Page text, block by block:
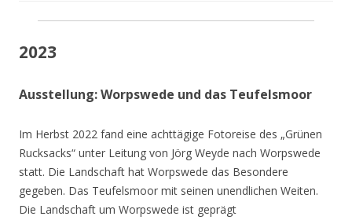
2023
Ausstellung: Worpswede und das Teufelsmoor
Im Herbst 2022 fand eine achttägige Fotoreise des „Grünen
Rucksacks“ unter Leitung von Jörg Weyde nach Worpswede
statt. Die Landschaft hat Worpswede das Besondere
gegeben. Das Teufelsmoor mit seinen unendlichen Weiten.
Die Landschaft um Worpswede ist geprägt